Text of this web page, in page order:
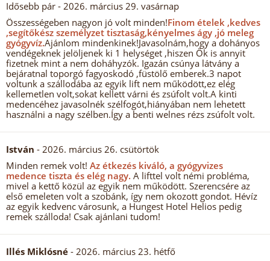
Idősebb pár - 2026. március 29. vasárnap
Összességeben nagyon jó volt minden!Finom ételek ,kedves
,segítőkész személyzet tisztaság,kényelmes ágy ,jó meleg
gyógyvíz.Ajánlom mindenkinek!Javasolnám,hogy a dohányos
vendégeknek jelöljenek ki 1 helységet ,hiszen Ők is annyit
fizetnek mint a nem doháhyzók. Igazán csúnya látvány a
bejáratnal toporgó fagyoskodó ,füstölő emberek.3 napot
voltunk a szállodába az egyik lift nem működött,ez elég
kellemetlen volt,sokat kellett várni és zsúfolt volt.A kinti
medencéhez javasolnék szélfogót,hiányában nem lehetett
használni a nagy szélben.Így a benti welnes rézs zsúfolt volt.
István - 2026. március 26. csütörtök
Minden remek volt! Az étkezés kiváló, a gyógyvizes
medence tiszta és elég nagy. A lifttel volt némi probléma,
mivel a kettő közül az egyik nem működött. Szerencsére az
első emeleten volt a szobánk, így nem okozott gondot. Hévíz
az egyik kedvenc városunk, a Hungest Hotel Helios pedig
remek szálloda! Csak ajánlani tudom!
Illés Miklósné - 2026. március 23. hétfő